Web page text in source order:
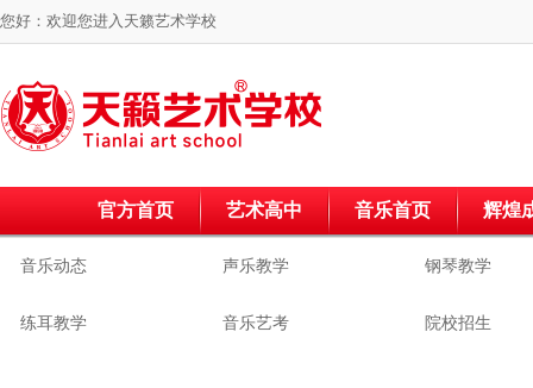
您好：欢迎您进入 天籁艺术学校
官方首页 艺术高中 音乐首页 辉煌
音乐动态 声乐教学 钢琴教学
练耳教学 音乐艺考 院校招生